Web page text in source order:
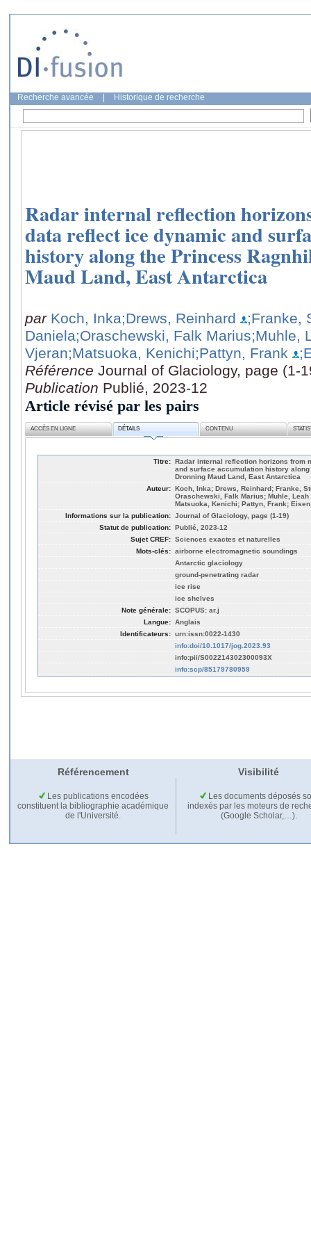
Recherche avancée Historique de recherche
Radar internal reflection
data reflect ice dynamic and
history along the Princess
Maud Land, East Antarctica
par Koch, Inka;Drews, Reinhard
;Franke,
Daniela;Oraschewski, Falk Marius;Muhle,
Vjeran;Matsuoka, Kenichi;Pattyn, Frank
Référence Journal of Glaciology, page (1-
Publication Publié, 2023-12
Article révisé par les pairs
ACCÈS EN LIGNE DÉTAILS CONTENU
Titre: Radar internal reflection horizons from
and surface accumulation history
Dronning Maud Land, East Antarctica
Auteur: Koch, Inka; Drews, Reinhard; Franke,
Oraschewski, Falk Marius; Muhle,
Matsuoka, Kenichi; Pattyn, Frank;
Informations sur la publication: Journal of Glaciology, page (1-19)
Statut de publication: Publié, 2023-12
Sujet CREF: Sciences exactes et naturelles
Mots-clés: airborne electromagnetic soundings
Antarctic glaciology
ground-penetrating radar
ice rise
ice shelves
Note générale: SCOPUS: ar.j
Langue: Anglais
Identificateurs: urn:issn:0022-1430
info:doi/10.1017/jog.2023.93
info:pii/S002214302300093X
info:scp/85179780959
Référencement Visibilité
Les publications encodées
constituent la bibliographie académique
de l'Université.
Les documents déposés
indexés par les moteurs de
(Google Scholar,…).